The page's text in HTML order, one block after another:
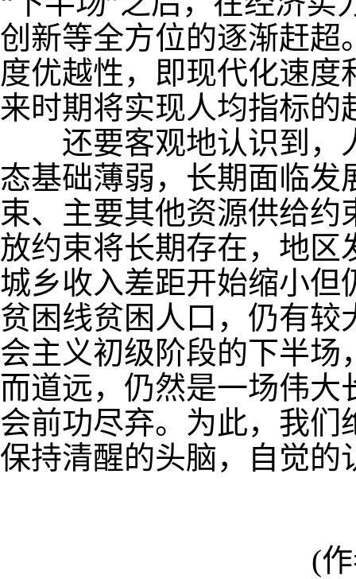
创新等全方位的逐渐赶超
度优越性，即现代化速
来时期将实现人均指标的
还要客观地认识到，
态基础薄弱，长期面临
束、主要其他资源供给
放约束将长期存在，地区
城乡收入差距开始缩小但
贫困线贫困人口，仍有
会主义初级阶段的下半
而道远，仍然是一场伟
会前功尽弃。为此，我
保持清醒的头脑，自觉的
(